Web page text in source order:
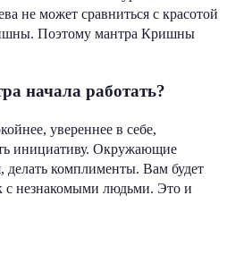
не может сравниться с красотой
Поэтому мантра Кришны
начала работать?
увереннее в себе,
инициативу. Окружающие
делать комплименты. Вам будет
с незнакомыми людьми. Это и